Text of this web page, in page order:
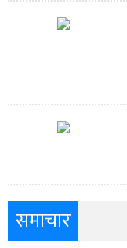
समाचार